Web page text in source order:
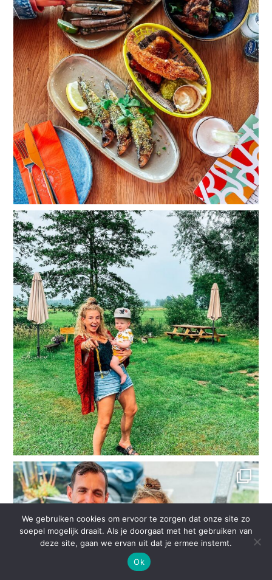
We gebruiken cookies om ervoor te zorgen dat onze site zo
soepel mogelijk draait. Als je doorgaat met het gebruiken van
deze site, gaan we ervan uit dat je ermee instemt.
Ok